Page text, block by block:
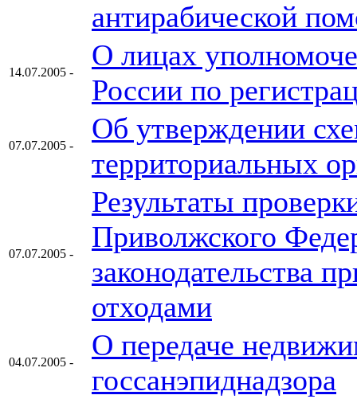
антирабической
14.07.2005 -
О лицах
России по
07.07.2005 -
Об утверждении
территориальных
07.07.2005 -
Результаты
Приволжского
законодательства
отходами
04.07.2005 -
О передаче
госсанэпиднадзора